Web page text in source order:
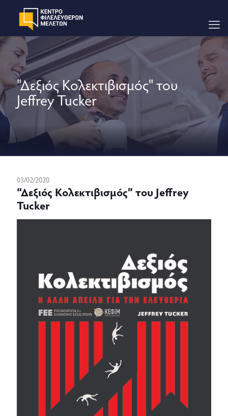
"Δεξιός Κολεκτιβισμός" του
Jeffrey Tucker
03/02/2020
“Δεξιός Κολεκτιβισμός” του Jeffrey
Tucker